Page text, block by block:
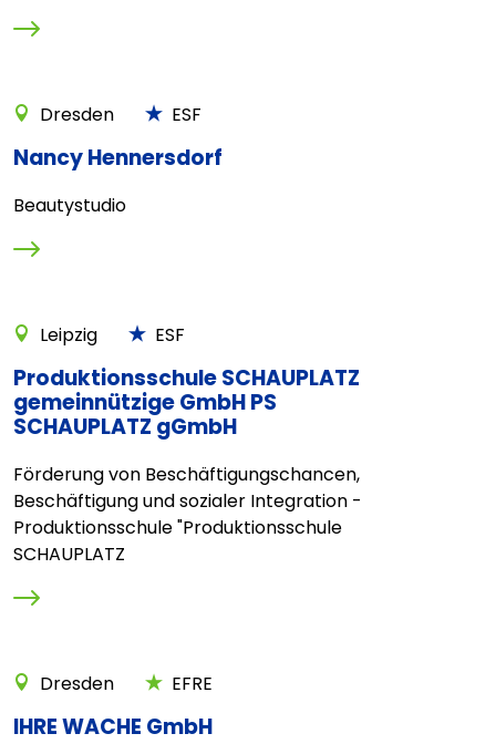
Dresden ESF
Nancy Hennersdorf
Beautystudio
Leipzig ESF
Produktionsschule SCHAUPLATZ
gemeinnützige GmbH PS
SCHAUPLATZ gGmbH
Förderung von Beschäftigungschancen,
Beschäftigung und sozialer Integration -
Produktionsschule "Produktionsschule
SCHAUPLATZ
Dresden EFRE
IHRE WACHE GmbH